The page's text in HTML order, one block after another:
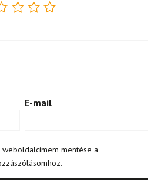
E-mail
weboldalcímem mentése a